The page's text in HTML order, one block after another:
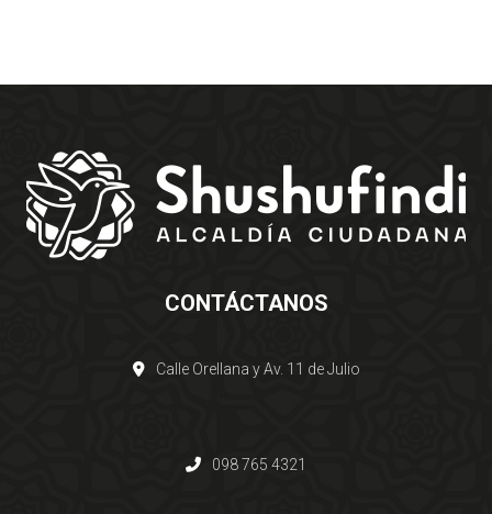
CONTÁCTANOS
Calle Orellana y Av. 11 de Julio
098 765 4321